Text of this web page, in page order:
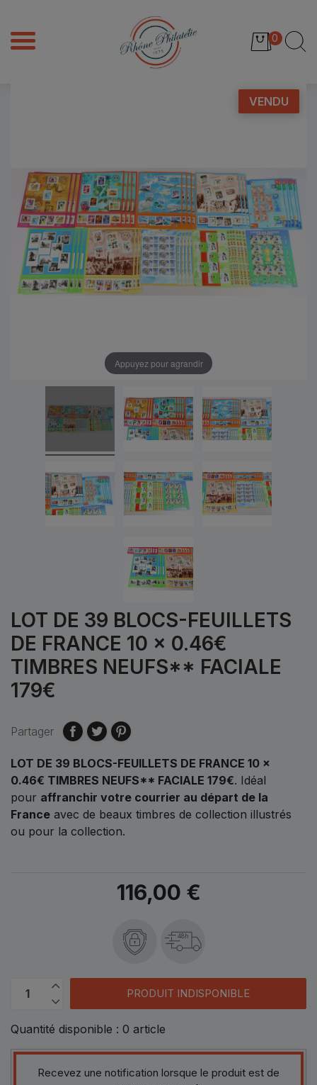
0
VENDU
Appuyez pour agrandir
LOT DE 39 BLOCS-FEUILLETS
DE FRANCE 10 × 0.46€
TIMBRES NEUFS** FACIALE
179€
Partager
LOT DE 39 BLOCS-FEUILLETS DE FRANCE 10 ×
0.46€ TIMBRES NEUFS** FACIALE 179€. Idéal
pour affranchir votre courrier au départ de la
France avec de beaux timbres de collection illustrés
ou pour la collection.
116,00 €
48h
PRODUIT INDISPONIBLE
Quantité disponible : 0 article
Recevez une notification lorsque le produit est de